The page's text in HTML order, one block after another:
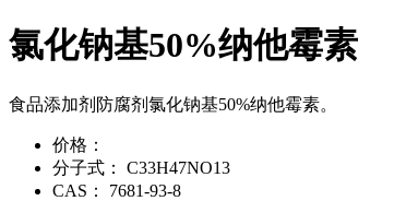
氯化钠基50%纳他霉素
食品添加剂防腐剂氯化钠基50%纳他霉素。
价格：
分子式：
C33H47NO13
CAS：
7681-93-8